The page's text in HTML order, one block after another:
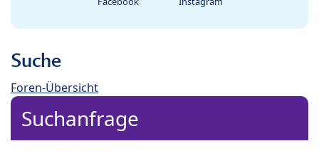
Suche
Foren-Übersicht
Suchanfrage